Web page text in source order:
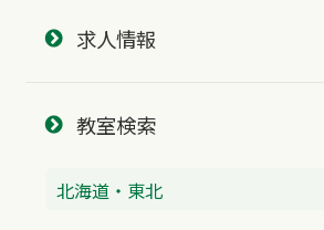
求人情報
教室検索
北海道・東北